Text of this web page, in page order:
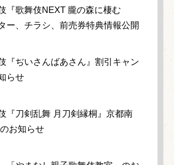
『歌舞伎NEXT 朧の森に棲む
ー、チラシ、前売券特典情報公開
『ぢいさんばあさん』割引キャン
らせ
『刀剣乱舞 月刀剣縁桐』京都南
お知らせ